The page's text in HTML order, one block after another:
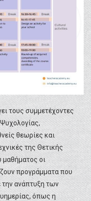
τους συμμετέχοντες
θεωρίες και
της Θετικής
οι
προγράμματα που
ανάπτυξη των
όπως η